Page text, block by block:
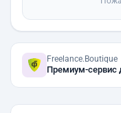
Freelance.Boutique
Премиум-сервис